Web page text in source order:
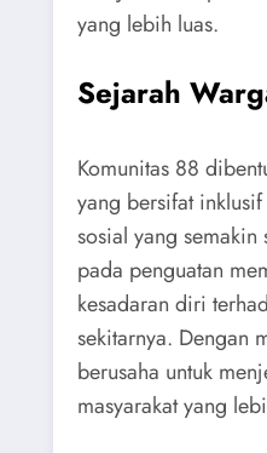
yang lebih luas.
Sejarah
Komunitas 88
yang bersifat
sosial yang
pada penguatan
kesadaran diri
sekitarnya. Dengan
berusaha untuk
masyarakat yang